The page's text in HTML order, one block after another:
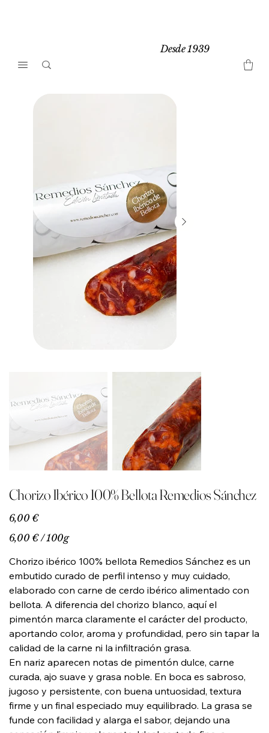
Desde 1939
Chorizo Ibérico 100% Bellota Remedios Sánchez
Precio
6,00 €
6,00 €
por
6,00 € / 100g
Chorizo ibérico 100% bellota Remedios Sánchez es un
embutido curado de perfil intenso y muy cuidado,
elaborado con carne de cerdo ibérico alimentado con
bellota. A diferencia del chorizo blanco, aquí el
pimentón marca claramente el carácter del producto,
aportando color, aroma y profundidad, pero sin tapar la
calidad de la carne ni la infiltración grasa.
En nariz aparecen notas de pimentón dulce, carne
curada, ajo suave y grasa noble. En boca es sabroso,
jugoso y persistente, con buena untuosidad, textura
firme y un final especiado muy equilibrado. La grasa se
funde con facilidad y alarga el sabor, dejando una